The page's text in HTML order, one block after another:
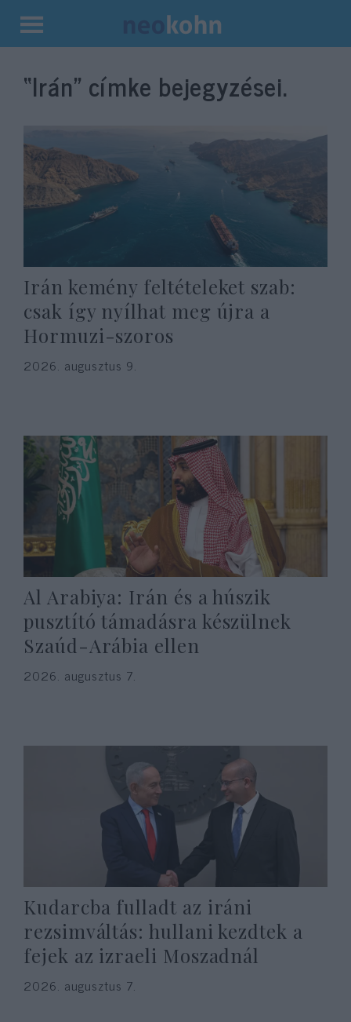
Kilépés
tartalomba
“Irán” címke bejegyzései.
Irán kemény feltételeket szab:
csak így nyílhat meg újra a
Hormuzi-szoros
2026. augusztus 9.
Al Arabiya: Irán és a húszik
pusztító támadásra készülnek
Szaúd-Arábia ellen
2026. augusztus 7.
Kudarcba fulladt az iráni
rezsimváltás: hullani kezdtek a
fejek az izraeli Moszadnál
2026. augusztus 7.